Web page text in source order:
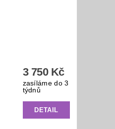
3 750 Kč
zasíláme do 3
týdnů
DETAIL